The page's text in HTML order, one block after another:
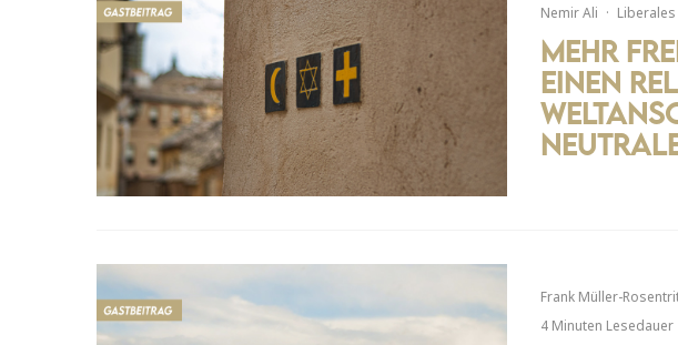
Nemir Ali · Liberales
Mehr
einen
Frank Müller-
4 Minuten Lesedauer